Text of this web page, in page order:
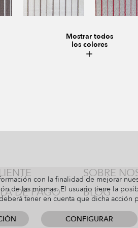
Mostrar todos
los colores
DE PAGO
SOBRE
BLOG
con la finalidad de mejorar
de las mismas. El usuario tiene la
tener en cuenta que dicha
CONFIGURAR